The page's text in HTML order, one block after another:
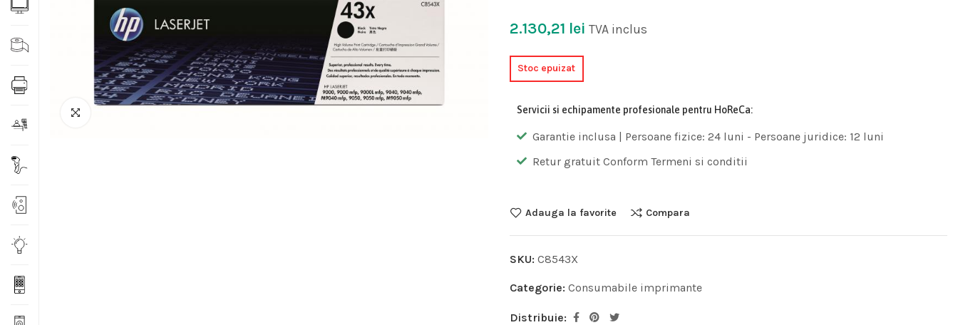
2.130,21 lei TVA inclus
Stoc epuizat
Servicii si echipamente profesionale pentru HoReCa:
Garantie inclusa | Persoane fizice: 24 luni - Persoane juridice: 12 luni
Retur gratuit Conform Termeni si conditii
Adauga la favorite Compara
SKU: C8543X
Categorie: Consumabile imprimante
Distribuie: